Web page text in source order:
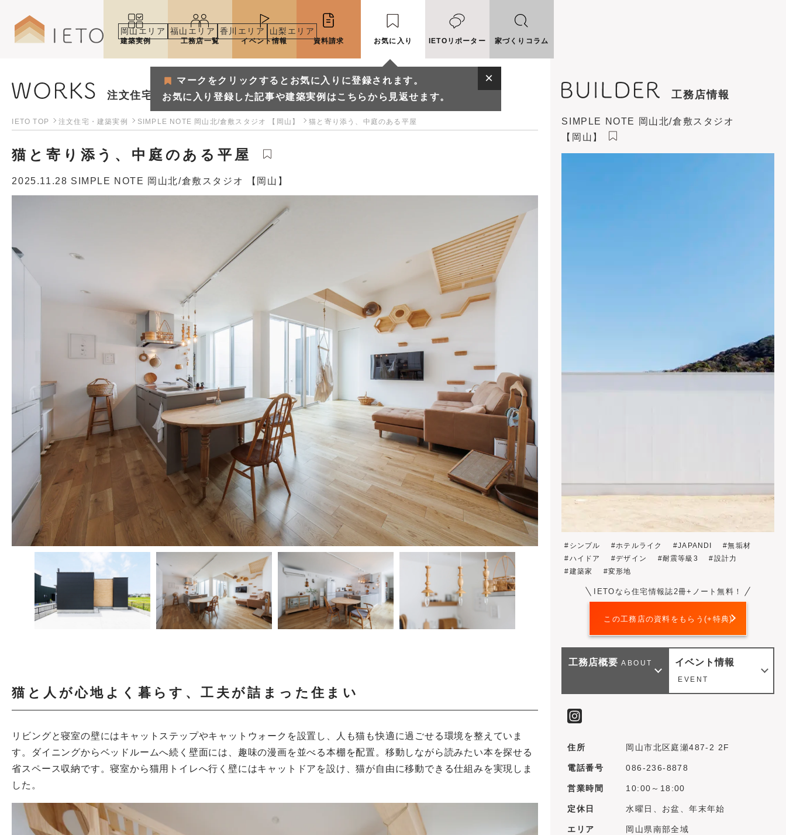
岡山エリア 福山エリア 香川エリア 山梨エリア
マークをクリックするとお気に入りに登録されます。
お気に入り登録した記事や建築実例はこちらから見返せます。
建築実例 工務店一覧 イベント情報 資料請求 お気に入り
マークをクリックするとお気に入りに登録されます。
お気に入り登録した記事や建築実例はこちらから見返せます。
IETOリポーター 家づくりコラム
注文住宅・建築実例
IETO TOP 注文住宅・建築実例 SIMPLE NOTE 岡山北/倉敷スタジオ 【岡山】 猫と寄り添う、中庭のある平屋
猫と寄り添う、中庭のある平屋
2025.11.28 SIMPLE NOTE 岡山北/倉敷スタジオ 【岡山】
猫と人が心地よく暮らす、工夫が詰まった住まい
リビングと寝室の壁にはキャットステップやキャットウォークを設置し、人も猫も快適に過ごせる環境を整えていま
す。ダイニングからベッドルームへ続く壁面には、趣味の漫画を並べる本棚を配置。移動しながら読みたい本を探せる
省スペース収納です。寝室から猫用トイレへ行く壁にはキャットドアを設け、猫が自由に移動できる仕組みを実現しま
した。
工務店情報
SIMPLE NOTE 岡山北/倉敷スタジオ
【岡山】
シンプル ホテルライク JAPANDI
無垢材
ハイドア
デザイン 耐震等級3
設計力
建築家
変形地
IETOなら住宅情報誌2冊+ノート無料！
この工務店の資料をもらう(+特典)
工務店概要 ABOUT イベント情報
EVENT
住所 岡山市北区庭瀬487-2 2F
電話番号 086-236-8878
営業時間 10:00～18:00
定休日 水曜日、お盆、年末年始
エリア 岡山県南部全域